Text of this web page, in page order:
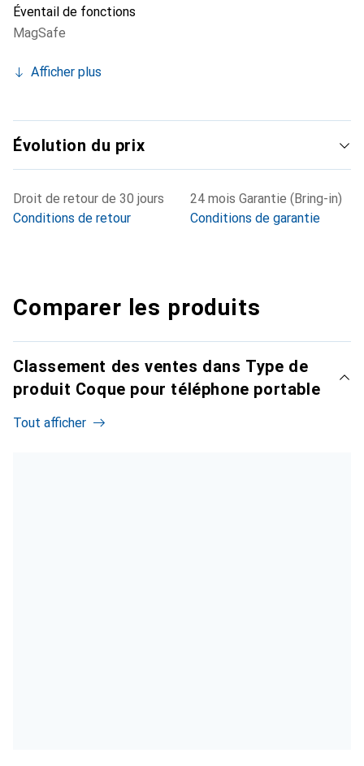
Éventail de fonctions
MagSafe
Afficher plus
Évolution du prix
Droit de retour de 30 jours
Conditions de retour
24 mois Garantie (Bring-in)
Conditions de garantie
Comparer les produits
Classement des ventes dans Type de
produit Coque pour téléphone portable
Tout afficher